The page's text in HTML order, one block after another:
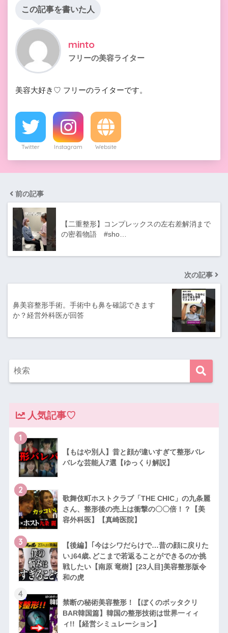
この記事を書いた人
minto
フリーの美容ライター
美容大好き♡ フリーのライターです。
Twitter Instagram Website
前の記事
【二重整形】コンプレックスの左右差解消まで
の密着物語 #sho…
次の記事
鼻美容整形手術。手術中も鼻を確認できます
か？経営外科医が回答
人気記事♡
1
【もはや別人】昔と顔が違いすぎて整形バレ
バレな芸能人7選【ゆっくり解説】
2
歌舞伎町ホストクラブ「THE CHIC」の九条麗
さん、整形後の売上は衝撃の〇〇倍！？【美
容外科医】【真崎医院】
3
【後編】｢今はシワだらけで…昔の顔に戻りた
い｣64歳､どこまで若返ることができるのか挑
戦したい【南原 竜樹】[23人目]美容整形版令
和の虎
4
禁断の秘術美容整形！【ぼくのボッタクリ
BAR韓国篇】韓国の整形技術は世界一ィィ
ィ!!【経営シミュレーション】